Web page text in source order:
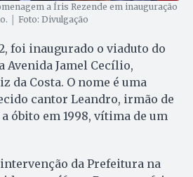
a Íris Rezende em inauguração
│ Foto: Divulgação
foi inaugurado o viaduto do
Avenida Jamel Cecílio,
da Costa. O nome é uma
cantor Leandro, irmão de
óbito em 1998, vítima de um
da Prefeitura na